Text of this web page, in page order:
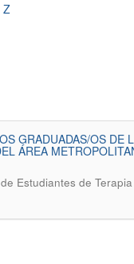
Z
GRADUADAS/OS DE
ÁREA
Estudiantes de Terapia